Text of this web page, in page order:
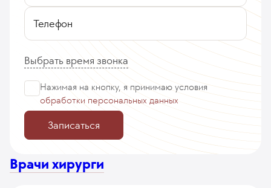
Телефон
Выбрать время звонка
Нажимая на кнопку, я принимаю условия
обработки персональных данных
Записаться
Врачи хирурги